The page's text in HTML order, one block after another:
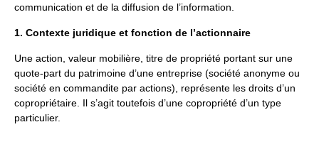
communication et de la diffusion de l’information.
1. Contexte juridique et fonction de l’actionnaire
Une action, valeur mobilière, titre de propriété portant sur une
quote-part du patrimoine d’une entreprise (société anonyme ou
société en commandite par actions), représente les droits d’un
copropriétaire. Il s’agit toutefois d’une copropriété d’un type
particulier.